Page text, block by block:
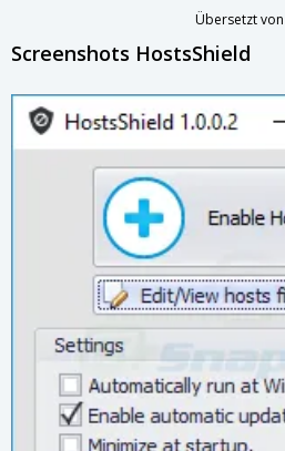
Übersetzt von
Screenshots HostsShield